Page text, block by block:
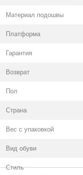
Материал подошвы
Платформа
Гарантия
Возврат
Пол
Страна
Вес с упаковкой
Вид обуви
Стиль